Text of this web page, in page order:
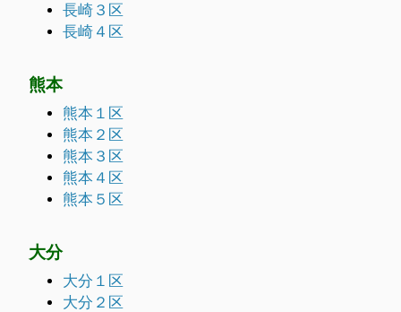
長崎３区
長崎４区
熊本
熊本１区
熊本２区
熊本３区
熊本４区
熊本５区
大分
大分１区
大分２区